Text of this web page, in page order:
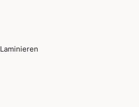
Laminieren